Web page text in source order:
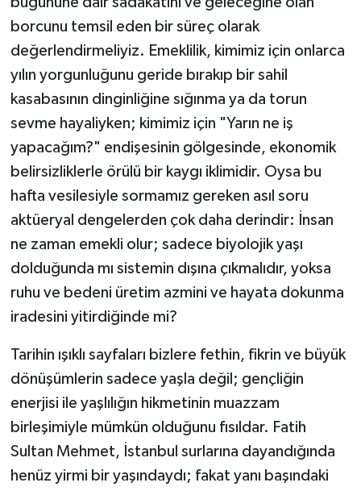
borcunu temsil eden bir süreç olarak
değerlendirmeliyiz. Emeklilik, kimimiz için onlarca
yılın yorgunluğunu geride bırakıp bir sahil
kasabasının dinginliğine sığınma ya da torun
sevme hayaliyken; kimimiz için "Yarın ne iş
yapacağım?" endişesinin gölgesinde, ekonomik
belirsizliklerle örülü bir kaygı iklimidir. Oysa bu
hafta vesilesiyle sormamız gereken asıl soru
aktüeryal dengelerden çok daha derindir: İnsan
ne zaman emekli olur; sadece biyolojik yaşı
dolduğunda mı sistemin dışına çıkmalıdır, yoksa
ruhu ve bedeni üretim azmini ve hayata dokunma
iradesini yitirdiğinde mi?
Tarihin ışıklı sayfaları bizlere fethin, fikrin ve büyük
dönüşümlerin sadece yaşla değil; gençliğin
enerjisi ile yaşlılığın hikmetinin muazzam
birleşimiyle mümkün olduğunu fısıldar. Fatih
Sultan Mehmet, İstanbul surlarına dayandığında
henüz yirmi bir yaşındaydı; fakat yanı başındaki